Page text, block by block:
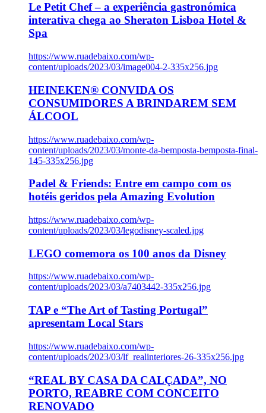
Le Petit Chef – a experiência gastronómica
interativa chega ao Sheraton Lisboa Hotel &
Spa
https://www.ruadebaixo.com/wp-
content/uploads/2023/03/image004-2-335x256.jpg
HEINEKEN® CONVIDA OS
CONSUMIDORES A BRINDAREM SEM
ÁLCOOL
https://www.ruadebaixo.com/wp-
content/uploads/2023/03/monte-da-bemposta-bemposta-final-
145-335x256.jpg
Padel & Friends: Entre em campo com os
hotéis geridos pela Amazing Evolution
https://www.ruadebaixo.com/wp-
content/uploads/2023/03/legodisney-scaled.jpg
LEGO comemora os 100 anos da Disney
https://www.ruadebaixo.com/wp-
content/uploads/2023/03/a7403442-335x256.jpg
TAP e “The Art of Tasting Portugal”
apresentam Local Stars
https://www.ruadebaixo.com/wp-
content/uploads/2023/03/lf_realinteriores-26-335x256.jpg
“REAL BY CASA DA CALÇADA”, NO
PORTO, REABRE COM CONCEITO
RENOVADO